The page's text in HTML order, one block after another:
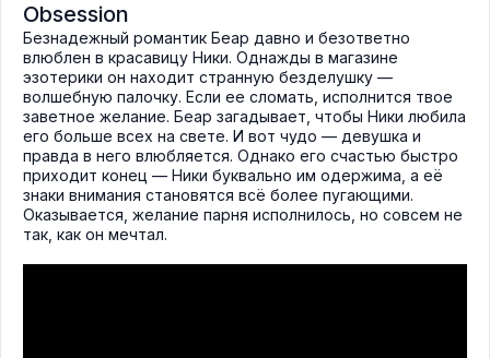
Obsession
Безнадежный романтик Беар давно и безответно
влюблен в красавицу Ники. Однажды в магазине
эзотерики он находит странную безделушку —
волшебную палочку. Если ее сломать, исполнится твое
заветное желание. Беар загадывает, чтобы Ники любила
его больше всех на свете. И вот чудо — девушка и
правда в него влюбляется. Однако его счастью быстро
приходит конец — Ники буквально им одержима, а её
знаки внимания становятся всё более пугающими.
Оказывается, желание парня исполнилось, но совсем не
так, как он мечтал.